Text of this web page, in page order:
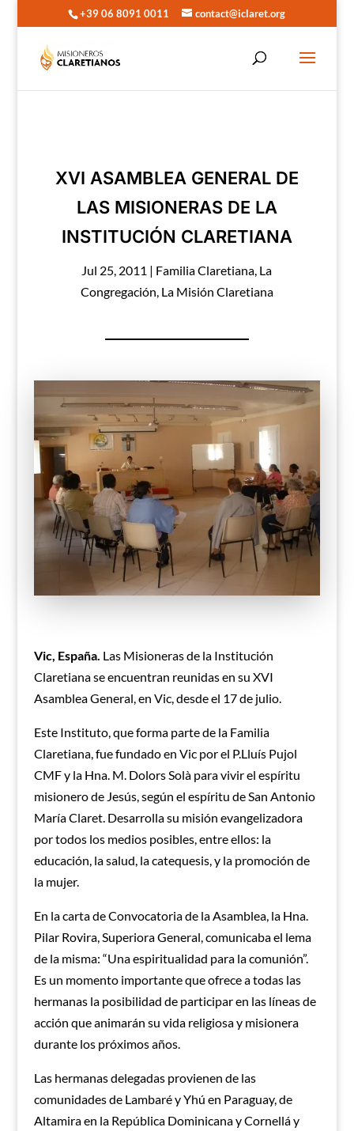
+39 06 8091 0011 contact@iclaret.org
XVI ASAMBLEA GENERAL DE
LAS MISIONERAS DE LA
INSTITUCIÓN CLARETIANA
Jul 25, 2011 | Familia Claretiana, La
Congregación, La Misión Claretiana
Vic, España. Las Misioneras de la Institución
Claretiana se encuentran reunidas en su XVI
Asamblea General, en Vic, desde el 17 de julio.
Este Instituto, que forma parte de la Familia
Claretiana, fue fundado en Vic por el P.Lluís Pujol
CMF y la Hna. M. Dolors Solà para vivir el espíritu
misionero de Jesús, según el espíritu de San Antonio
María Claret. Desarrolla su misión evangelizadora
por todos los medios posibles, entre ellos: la
educación, la salud, la catequesis, y la promoción de
la mujer.
En la carta de Convocatoria de la Asamblea, la Hna.
Pilar Rovira, Superiora General, comunicaba el lema
de la misma: “Una espiritualidad para la comunión”.
Es un momento importante que ofrece a todas las
hermanas la posibilidad de participar en las líneas de
acción que animarán su vida religiosa y misionera
durante los próximos años.
Las hermanas delegadas provienen de las
comunidades de Lambaré y Yhú en Paraguay, de
Altamira en la República Dominicana y Cornellá y